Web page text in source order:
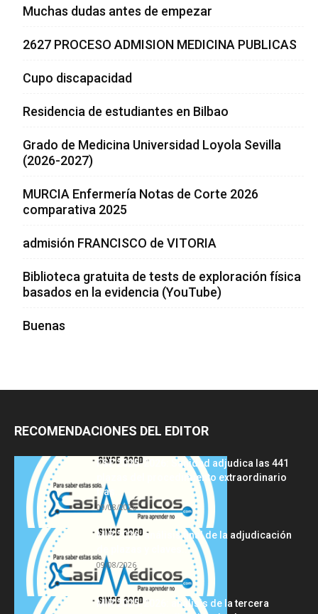
Muchas dudas antes de empezar
2627 PROCESO ADMISION MEDICINA PUBLICAS
Cupo discapacidad
Residencia de estudiantes en Bilbao
Grado de Medicina Universidad Loyola Sevilla
(2026-2027)
MURCIA Enfermería Notas de Corte 2026
comparativa 2025
admisión FRANCISCO de VITORIA
Biblioteca gratuita de tests de exploración física
basados en la evidencia (YouTube)
Buenas
RECOMENDACIONES DEL EDITOR
FSE 2025-2026: Sanidad adjudica las 441
plazas del procedimiento extraordinario
tras...
09/08/2026
MIR 2026: análisis final de la adjudicación
de plazas y claves...
09/08/2026
MIR 2025-2026: análisis de la tercera